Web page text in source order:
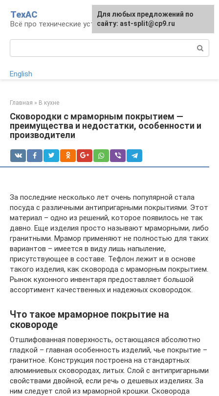
контенту
ТехАС
Всё про технические устройства
English
Главная » В кухне
Сковородки с мраморным покрытием —
преимущества и недостатки, особенности и
производители
За последние несколько лет очень популярной стала
посуда с различными антипригарными покрытиями. Этот
материал – одно из решений, которое появилось не так
давно. Еще изделия просто называют мраморными, либо
гранитными. Мрамор применяют не полностью для таких
вариантов – имеется в виду лишь напыление,
присутствующее в составе. Тефлон лежит и в основе
такого изделия, как сковорода с мраморным покрытием.
Рынок кухонного инвентаря предоставляет большой
ассортимент качественных и надежных сковородок.
Что такое мраморное покрытие на
сковороде
Отшлифованная поверхность, остающаяся абсолютно
гладкой – главная особенность изделий, чье покрытие –
гранитное. Конструкция построена на стандартных
алюминиевых сковородах, литых. Слой с антипригарными
свойствами двойной, если речь о дешевых изделиях. За
ним следует слой из мраморной крошки. Сковорода
Для любых предложений по
сайту: ast-split@cp9.ru